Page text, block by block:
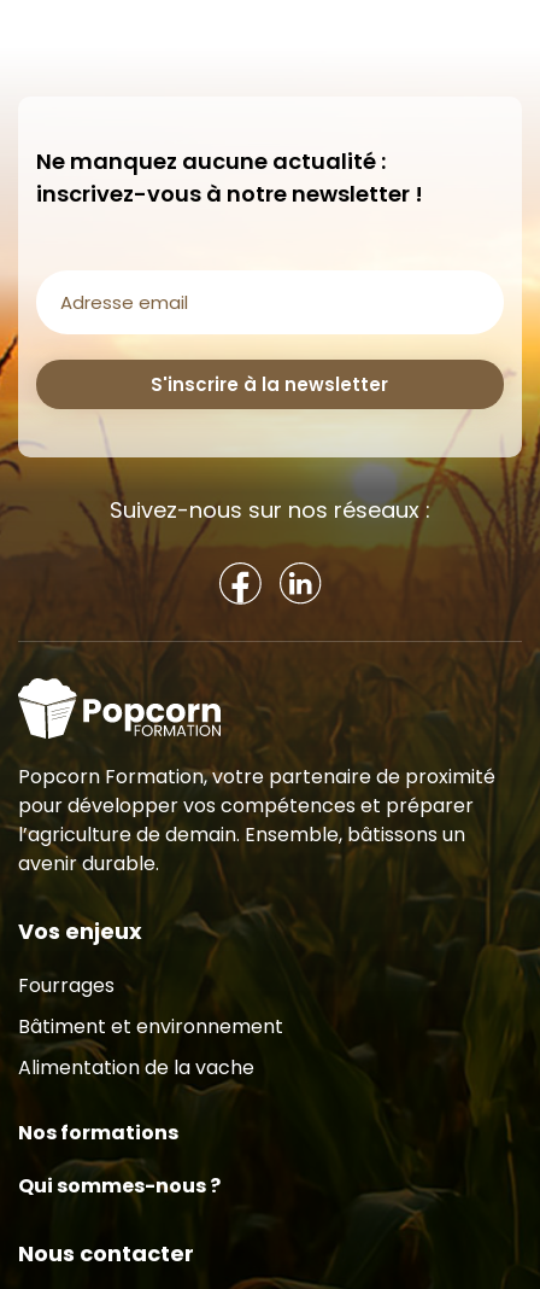
Ne manquez aucune actualité :
inscrivez-vous à notre newsletter !
Adresse
mail
(Nécessaire)
S'inscrire à la newsletter
Suivez-nous sur nos réseaux :
Popcorn Formation, votre partenaire de proximité
pour développer vos compétences et préparer
l’agriculture de demain. Ensemble, bâtissons un
avenir durable.
Vos enjeux
Fourrages
Bâtiment et environnement
Alimentation de la vache
Nos formations
Qui sommes-nous ?
Nous contacter